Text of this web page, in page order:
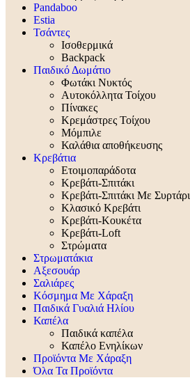
Pandaboo
Estia
Τσάντες
Ισοθερμικά
Backpack
Παιδικό Δωμάτιο
Φωτάκι Νυκτός
Αυτοκόλλητα Τοίχου
Πίνακες
Κρεμάστρες Τοίχου
Μόμπιλε
Καλάθια αποθήκευσης
Κρεβάτια
Ετοιμοπαράδοτα
Κρεβάτι-Σπιτάκι
Κρεβάτι-Σπιτάκι Με Συρτάρι
Κλασικό Κρεβάτι
Κρεβάτι-Κουκέτα
Κρεβάτι-Loft
Στρώματα
Στρωματάκια
Αξεσουάρ
Σαλιάρες
Κόσμημα Με Χάραξη
Παιδικά Γυαλιά Ηλίου
Καπέλα
Παιδικά καπέλα
Καπέλο Ενηλίκων
Προϊόντα Με Χάραξη
Όλα Τα Προϊόντα